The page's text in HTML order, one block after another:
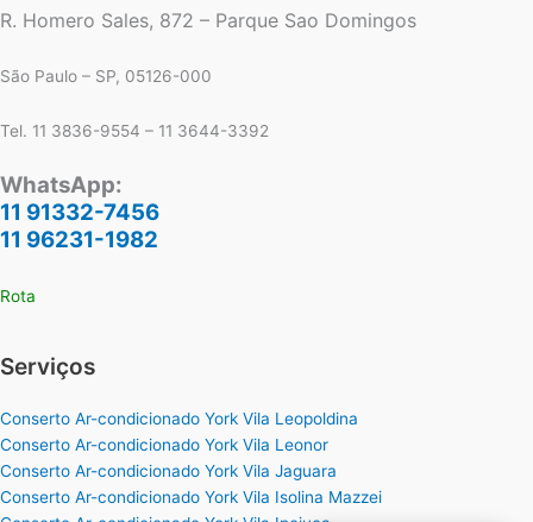
R. Homero Sales, 872 – Parque Sao Domingos
São Paulo – SP, 05126-000
Tel. 11 3836-9554 – 11 3644-3392
WhatsApp:
11 91332-7456
11 96231-1982
Rota
Serviços
Conserto Ar-condicionado York Vila Leopoldina
Conserto Ar-condicionado York Vila Leonor
Conserto Ar-condicionado York Vila Jaguara
Conserto Ar-condicionado York Vila Isolina Mazzei